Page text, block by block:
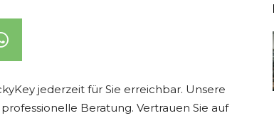
jederzeit für Sie erreichbar. Unsere
Beratung. Vertrauen Sie auf